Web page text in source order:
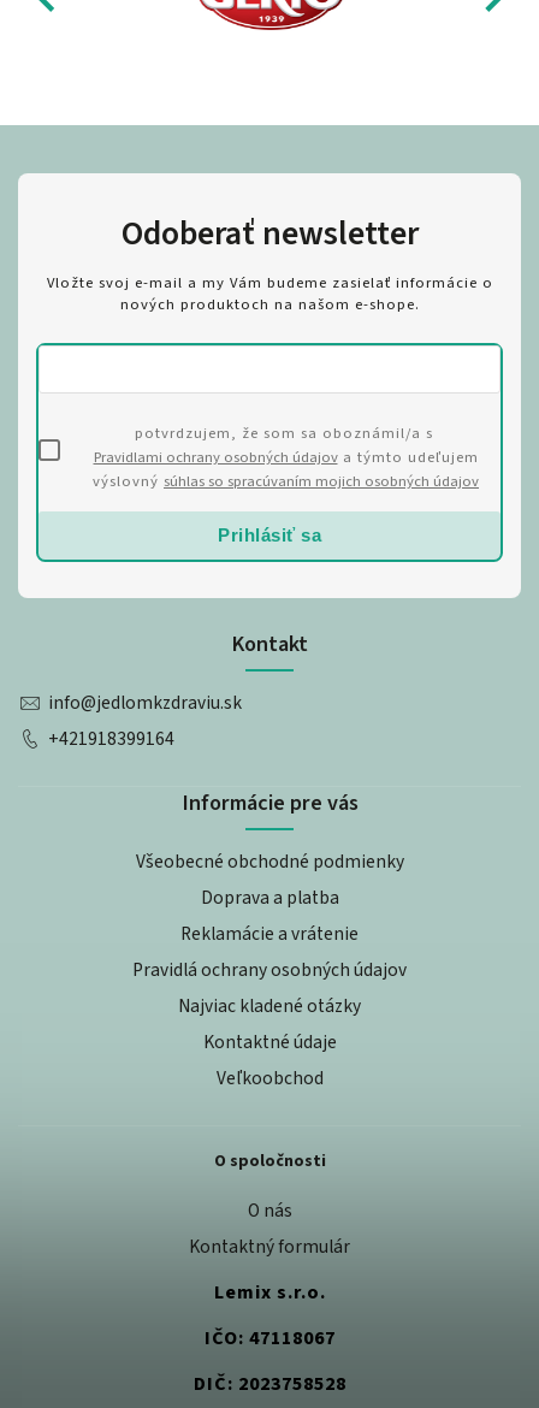
Kontakt
info@jedlomkzdraviu.sk
+421918399164
Informácie pre vás
Všeobecné obchodné podmienky
Doprava a platba
Reklamácie a vrátenie
Pravidlá ochrany osobných údajov
Najviac kladené otázky
Kontaktné údaje
Veľkoobchod
O spoločnosti
O nás
Kontaktný formulár
Lemix s.r.o.
IČO: 47118067
DIČ: 2023758528
Odoberať newsletter
Vložte svoj e-mail a my Vám budeme zasielať informácie o
nových produktoch na našom e-shope.
potvrdzujem, že som sa oboznámil/a s
Pravidlami ochrany osobných údajova týmto udeľujem
výslovný súhlas so spracúvaním mojich osobných údajov
Prihlásiť sa